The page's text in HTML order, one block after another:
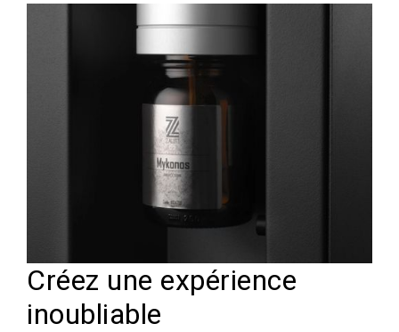
Créez une expérience
inoubliable